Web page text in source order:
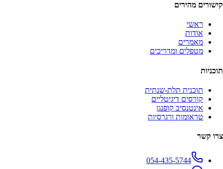
קישורים מהירים
ראשי
אודות
מאמרים
מטפלים ומדריכים
תוכניות
תוכנית תלת-שנתית
קורסים דיגיטליים
אינטנסיב קופנגן
טראומות ורגרסיות
צרו קשר
054-435-5744